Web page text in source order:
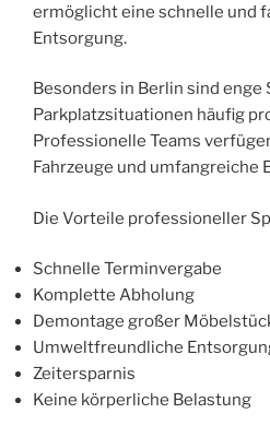
ermöglicht eine schnelle und
Entsorgung.
Besonders in Berlin sind
Parkplatzsituationen häufig
Professionelle Teams
Fahrzeuge und umfangreiche
Die Vorteile professioneller
Schnelle Terminvergabe
Komplette Abholung
Demontage großer
Umweltfreundliche
Zeitersparnis
Keine körperliche Belastung